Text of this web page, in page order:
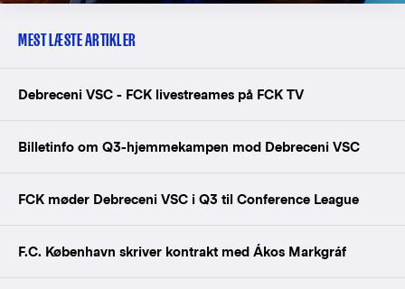
MEST LÆSTE ARTIKLER
Debreceni VSC - FCK livestreames på FCK TV
Billetinfo om Q3-hjemmekampen mod Debreceni VSC
FCK møder Debreceni VSC i Q3 til Conference League
F.C. København skriver kontrakt med Ákos Markgráf